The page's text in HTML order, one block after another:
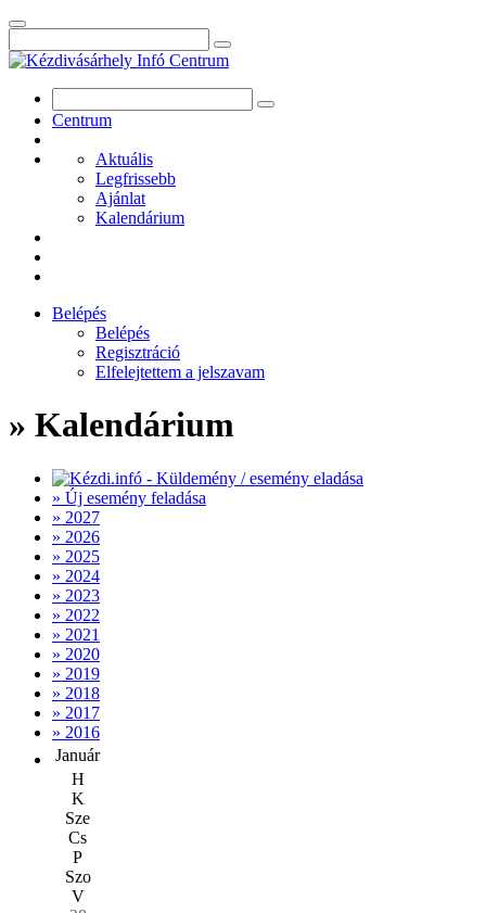
Centrum
Aktuális
Legfrissebb
Ajánlat
Kalendárium
Belépés
Belépés
Regisztráció
Elfelejtettem a jelszavam
» Kalendárium
» Új esemény feladása
» 2027
» 2026
» 2025
» 2024
» 2023
» 2022
» 2021
» 2020
» 2019
» 2018
» 2017
» 2016
Január
H
K
Sze
Cs
P
Szo
V